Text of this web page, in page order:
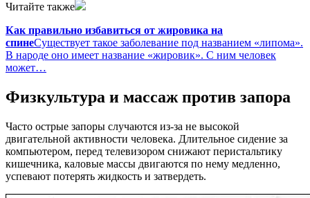
Читайте также
Как правильно избавиться от жировика на
спинеСуществует такое заболевание под названием «липома».
В народе оно имеет название «жировик». С ним человек
может…
Физкультура и массаж против запора
Часто острые запоры случаются из-за не высокой
двигательной активности человека. Длительное сидение за
компьютером, перед телевизором снижают перистальтику
кишечника, каловые массы двигаются по нему медленно,
успевают потерять жидкость и затвердеть.